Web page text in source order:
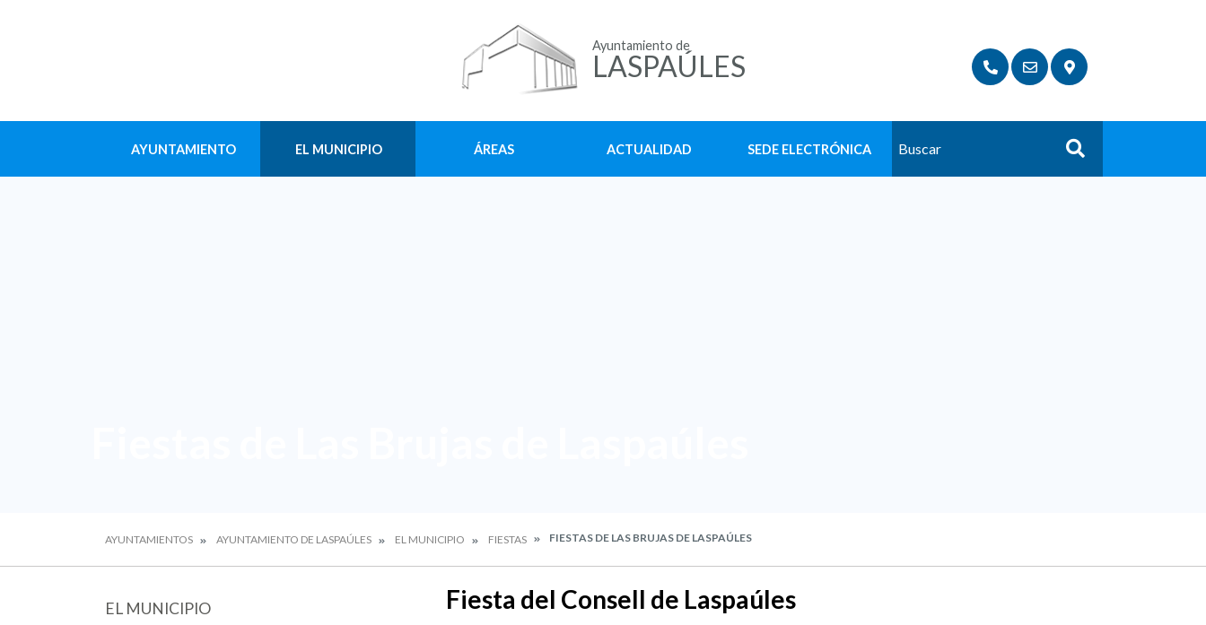
Ayuntamiento de
LASPAÚLES
AYUNTAMIENTO EL MUNICIPIO ÁREAS ACTUALIDAD SEDE ELECTRÓNICA Buscar
AYUNTAMIENTOS AYUNTAMIENTO DE LASPAÚLES EL MUNICIPIO FIESTAS FIESTAS DE LAS BRUJAS DE LASPAÚLES
EL MUNICIPIO Fiesta del Consell de Laspaúles